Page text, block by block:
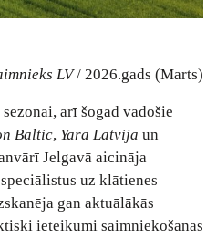
LV/ 2026.gads (Marts)
arī šogad vadošie
Baltic, Yara Latvija un
Jelgavā aicināja
uz klātienes
gan aktuālākās
ieteikumi saimniekošanas